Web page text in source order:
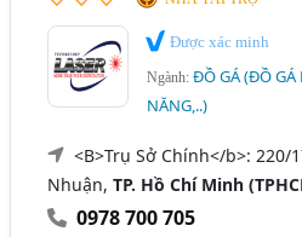
Được xác minh
Ngành:ĐỒ GÁ (ĐỒ GÁ
NĂNG,..)
<B>Trụ Sở Chính</b>: 220/
Nhuận,TP. Hồ Chí Minh
0978 700 705